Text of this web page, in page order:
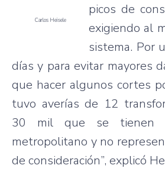
Carlos Heisele
picos de
exigiendo al
sistema. Por
días y para evitar mayores
que hacer algunos cortes
tuvo averías de 12
30 mil que se tienen
metropolitano y no
de consideración”, explicó